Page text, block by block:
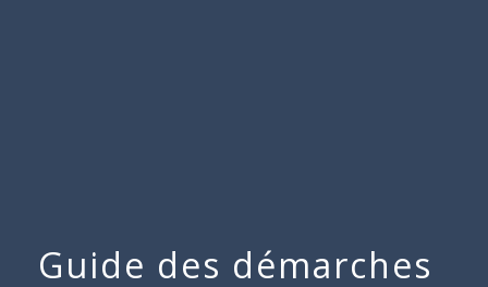
Guide des démarches